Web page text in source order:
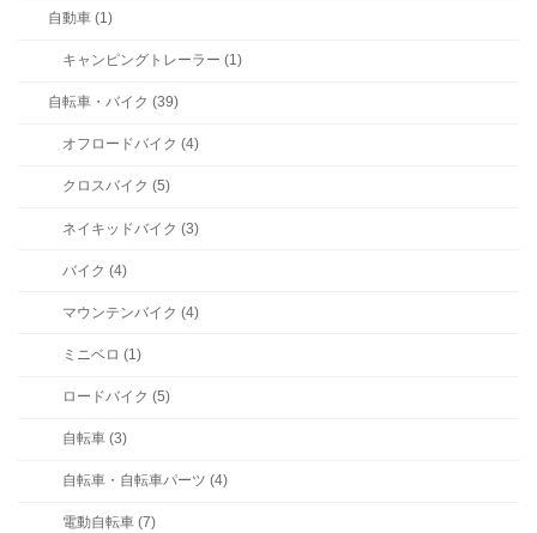
自動車 (1)
キャンピングトレーラー (1)
自転車・バイク (39)
オフロードバイク (4)
クロスバイク (5)
ネイキッドバイク (3)
バイク (4)
マウンテンバイク (4)
ミニベロ (1)
ロードバイク (5)
自転車 (3)
自転車・自転車パーツ (4)
電動自転車 (7)